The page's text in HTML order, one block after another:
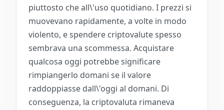
piuttosto che all\'uso quotidiano. I prezzi si
muovevano rapidamente, a volte in modo
violento, e spendere criptovalute spesso
sembrava una scommessa. Acquistare
qualcosa oggi potrebbe significare
rimpiangerlo domani se il valore
raddoppiasse dall\'oggi al domani. Di
conseguenza, la criptovaluta rimaneva